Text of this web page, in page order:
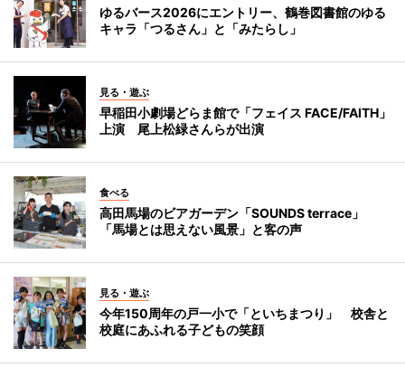
ゆるバース2026にエントリー、鶴巻図書館のゆる
キャラ「つるさん」と「みたらし」
見る・遊ぶ
早稲田小劇場どらま館で「フェイス FACE/FAITH」
上演 尾上松緑さんらが出演
食べる
高田馬場のビアガーデン「SOUNDS terrace」
「馬場とは思えない風景」と客の声
見る・遊ぶ
今年150周年の戸一小で「といちまつり」 校舎と
校庭にあふれる子どもの笑顔